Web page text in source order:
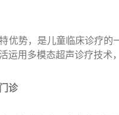
优势，是儿童临床诊疗
运用多模态超声诊疗技术
诊